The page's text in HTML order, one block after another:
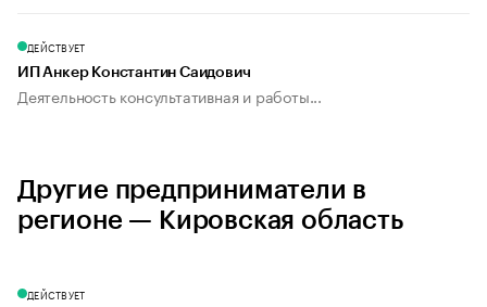
ДЕЙСТВУЕТ
ИП Анкер Константин Саидович
Деятельность консультативная и работы...
Другие предприниматели в
регионе — Кировская область
ДЕЙСТВУЕТ